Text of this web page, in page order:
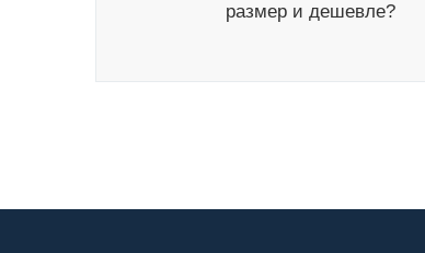
размер и дешевле?